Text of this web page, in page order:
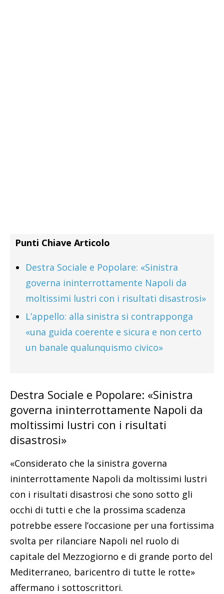
Punti Chiave Articolo
Destra Sociale e Popolare: «Sinistra
governa ininterrottamente Napoli da
moltissimi lustri con i risultati disastrosi»
L’appello: alla sinistra si contrapponga
«una guida coerente e sicura e non certo
un banale qualunquismo civico»
Destra Sociale e Popolare: «Sinistra
governa ininterrottamente Napoli da
moltissimi lustri con i risultati
disastrosi»
«Considerato che la sinistra governa
ininterrottamente Napoli da moltissimi lustri
con i risultati disastrosi che sono sotto gli
occhi di tutti e che la prossima scadenza
potrebbe essere l’occasione per una fortissima
svolta per rilanciare Napoli nel ruolo di
capitale del Mezzogiorno e di grande porto del
Mediterraneo, baricentro di tutte le rotte»
affermano i sottoscrittori.